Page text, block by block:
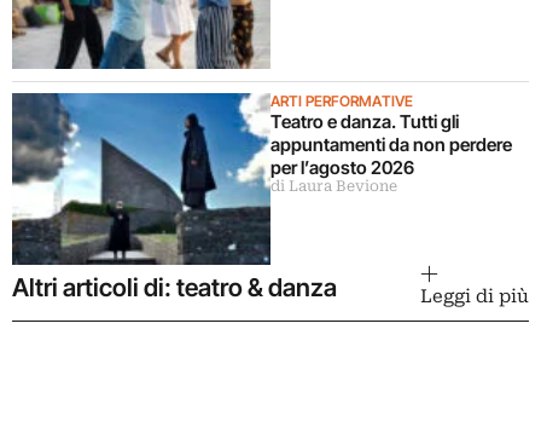
ARTI PERFORMATIVE
Teatro e danza. Tutti gli
appuntamenti da non perdere
per l’agosto 2026
di Laura Bevione
Altri articoli di: teatro & danza Leggi di più